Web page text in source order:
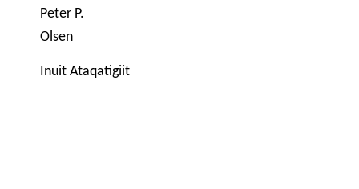
Peter P.
Inuit Ataqatigiit